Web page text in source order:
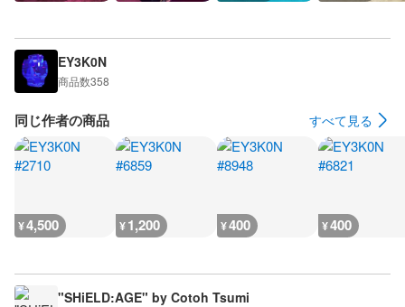
EY3K0N
商品数358
同じ作者の商品 すべて見る
¥4,500 ¥1,200 ¥400 ¥400
"SHiELD:AGE" by Cotoh Tsumi